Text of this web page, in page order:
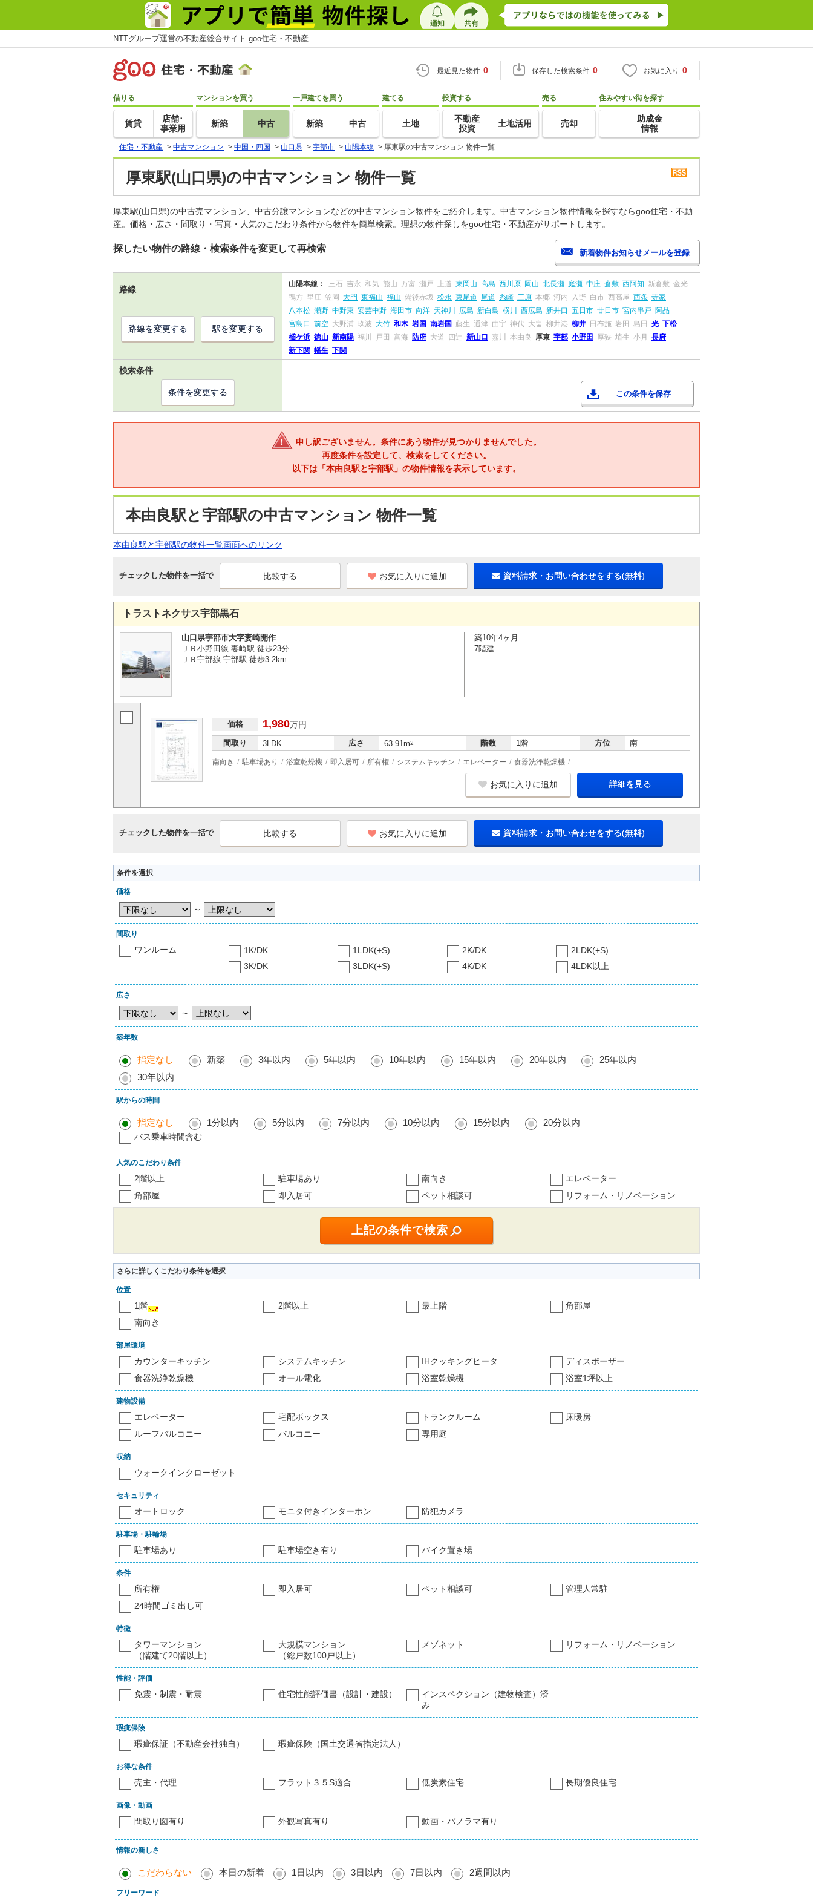
NTTグループ運営の不動産総合サイト goo住宅・不動産
最近見た物件 0 保存した検索条件 0 お気に入り 0
借りる
賃貸
店舗･
事業用
マンションを買う
新築 中古
一戸建てを買う
新築 中古
建てる
土地
投資する
不動産
投資
土地活用
売る
売却
住みやすい街を探す
助成金
情報
住宅・不動産 > 中古マンション > 中国・四国 > 山口県 > 宇部市 > 山陽本線 > 厚東駅の中古マンション 物件一覧
厚東駅(山口県)の中古マンション 物件一覧
厚東駅(山口県)の中古売マンション、中古分譲マンションなどの中古マンション物件をご紹介します。中古マンション物件情報を探すならgoo住宅・不動
産。価格・広さ・間取り・写真・人気のこだわり条件から物件を簡単検索。理想の物件探しをgoo住宅・不動産がサポートします。
探したい物件の路線・検索条件を変更して再検索
路線
山陽本線： 三石 吉永 和気 熊山 万富 瀬戸 上道 東岡山 高島 西川原 岡山 北長瀬 庭瀬 中庄 倉敷 西阿知 新倉敷 金光
鴨方
里庄 笠岡 大門 東福山 福山 備後赤坂 松永 東尾道 尾道 糸崎 三原 本郷 河内 入野 白市 西高屋 西条 寺家
八本松 瀬野 中野東 安芸中野 海田市 向洋 天神川 広島 新白島 横川 西広島 新井口 五日市 廿日市 宮内串戸 阿品
宮島口 前空 大野浦 玖波 大竹 和木 岩国 南岩国 藤生 通津 由宇 神代 大畠 柳井港 柳井 田布施 岩田 島田 光 下松
櫛ケ浜 徳山 新南陽 福川 戸田 富海 防府 大道 四辻 新山口 嘉川 本由良 厚東 宇部 小野田 厚狭 埴生 小月
長府
新下関 幡生 下関
路線を変更する 駅を変更する
検索条件
この条件を保存
条件を変更する
申し訳ございません。条件にあう物件が見つかりませんでした。
再度条件を設定して、検索をしてください。
以下は「本由良駅と宇部駅」の物件情報を表示しています。
本由良駅と宇部駅の中古マンション 物件一覧
本由良駅と宇部駅の物件一覧画面へのリンク
チェックした物件を一括で お気に入りに追加 資料請求・お問い合わせをする(無料)
トラストネクサス宇部黒石
山口県宇部市大字妻崎開作
ＪＲ小野田線 妻崎駅 徒歩23分
ＪＲ宇部線 宇部駅 徒歩3.2km
築10年4ヶ月
7階建
価格 1,980万円
間取り 3LDK 広さ 63.91m2 階数 1階 方位 南
南向き 駐車場あり 浴室乾燥機 即入居可 所有権 システムキッチン エレベーター 食器洗浄乾燥機
お気に入りに追加 詳細を見る
チェックした物件を一括で お気に入りに追加 資料請求・お問い合わせをする(無料)
条件を選択
価格
～
間取り
ワンルーム 1K/DK 1LDK(+S) 2K/DK
2LDK(+S)
3K/DK
3LDK(+S) 4K/DK 4LDK以上
広さ
～
築年数
指定なし 新築 3年以内 5年以内 10年以内 15年以内 20年以内
25年以内
30年以内
駅からの時間
指定なし 1分以内 5分以内 7分以内 10分以内 15分以内 20分以内
バス乗車時間含む
人気のこだわり条件
2階以上 駐車場あり 南向き
エレベーター
角部屋
即入居可 ペット相談可 リフォーム・リノベーション
さらに詳しくこだわり条件を選択
位置
1階 2階以上 最上階
角部屋
南向き
部屋環境
カウンターキッチン システムキッチン IHクッキングヒータ
ディスポーザー
食器洗浄乾燥機
オール電化 浴室乾燥機 浴室1坪以上
建物設備
エレベーター 宅配ボックス トランクルーム
床暖房
ルーフバルコニー
バルコニー 専用庭
収納
ウォークインクローゼット
セキュリティ
オートロック モニタ付きインターホン 防犯カメラ
駐車場・駐輪場
駐車場あり 駐車場空き有り バイク置き場
条件
所有権 即入居可 ペット相談可
管理人常駐
24時間ゴミ出し可
特徴
タワーマンション
（階建て20階以上）
大規模マンション
（総戸数100戸以上）
メゾネット リフォーム・リノベーション
性能・評価
免震・制震・耐震 住宅性能評価書（設計・建設）
インスペクション（建物検査）済
み
瑕疵保険
瑕疵保証（不動産会社独自） 瑕疵保険（国土交通省指定法人）
お得な条件
売主・代理 フラット３５S適合 低炭素住宅 長期優良住宅
画像・動画
間取り図有り 外観写真有り 動画・パノラマ有り
情報の新しさ
こだわらない 本日の新着 1日以内 3日以内 7日以内 2週間以内
フリーワード